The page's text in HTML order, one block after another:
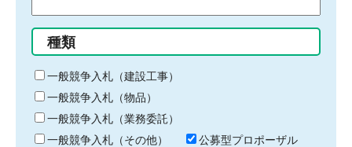
る
キ
ー
ワ
ー
ド
種類
一般競争入札（建設工事）
一般競争入札（物品）
一般競争入札（業務委託）
一般競争入札（その他）
公募型プロポーザル